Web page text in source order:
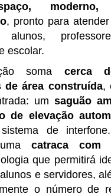
, pronto para
alunos,
escolar.
soma cerca
de área construída,
umsaguão
de elevação
de
catraca com
que permitirá
e servidores,
o número de